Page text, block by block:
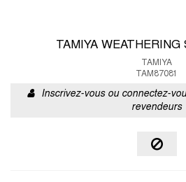
TAMIYA
TAMIYA
TAM87081
Inscrivez-vous ou connectez-
revendeurs